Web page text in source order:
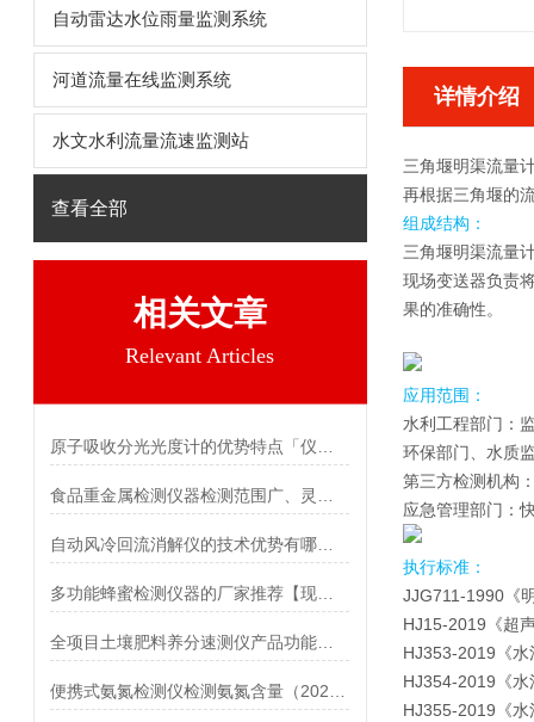
自动雷达水位雨量监测系统
河道流量在线监测系统
水文水利流量流速监测站
查看全部
相关文章
Relevant Articles
详情介绍
三角堰明渠流量
再根据三角堰的
组成结构：
三角堰明渠流量
现场变送器负责
果的准确性。
应用范围：
水利工程部门：
环保部门、水质
第三方检测机构
应急管理部门：
执行标准：
JJG711-1990《
HJ15-2019《超
HJ353-2019《
HJ354-2019《
HJ355-2019《